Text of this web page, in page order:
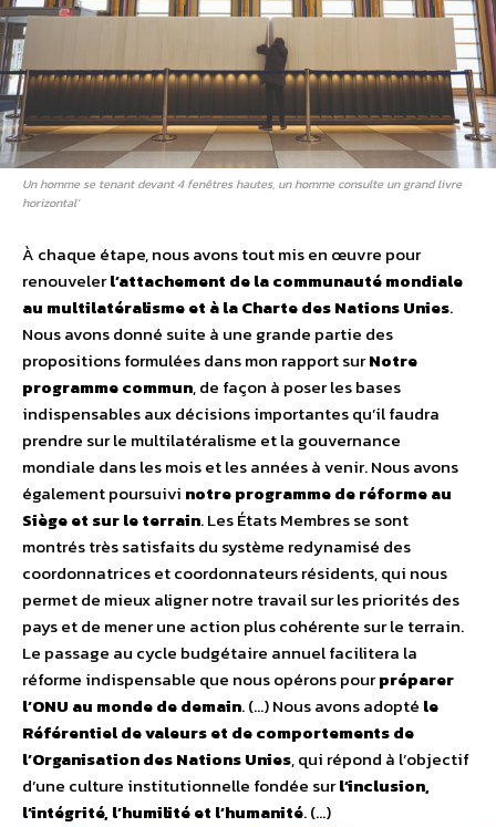
Un homme se tenant devant 4 fenêtres hautes, un homme consulte un grand livre
horizontal’
À chaque étape, nous avons tout mis en œuvre pour
renouvelerl’attachement de la communauté mondiale
au multilatéralisme et à la Charte des Nations Unies.
Nous avons donné suite à une grande partie des
propositions formulées dans mon rapport surNotre
programme commun, de façon à poser les bases
indispensables aux décisions importantes qu’il faudra
prendre sur le multilatéralisme et la gouvernance
mondiale dans les mois et les années à venir. Nous avons
également poursuivi notre programme de réforme au
Siège et sur le terrain. Les États Membres se sont
montrés très satisfaits du système redynamisé des
coordonnatrices et coordonnateurs résidents, qui nous
permet de mieux aligner notre travail sur les priorités des
pays et de mener une action plus cohérente sur le terrain.
Le passage au cycle budgétaire annuel facilitera la
réforme indispensable que nous opérons pourpréparer
l’ONU au monde de demain. (…) Nous avons adopté le
Référentiel de valeurs et de comportements de
l’Organisation des Nations Unies, qui répond à l’objectif
d’une culture institutionnelle fondée surl’inclusion,
l’intégrité, l’humilité et l’humanité. (…)